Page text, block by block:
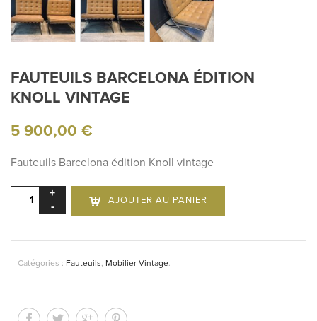
FAUTEUILS BARCELONA ÉDITION
KNOLL VINTAGE
5 900,00 €
Fauteuils Barcelona édition Knoll vintage
quantité
Barcelona
édition
AJOUTER AU PANIER
Catégories : Fauteuils, Mobilier Vintage.